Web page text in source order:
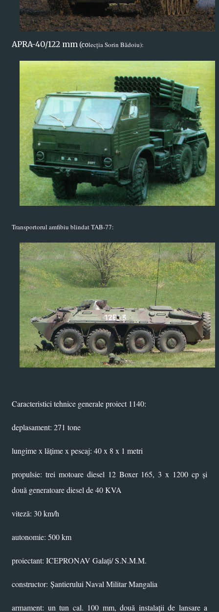
APRA-40/122 mm (colecția Sorin Bădoiu):
Transportorul amfibiu blindat TAB-77:
Caracteristici tehnice generale proiect 1140:
deplasament: 271 tone
lungime x lățime x pescaj: 40 x 8 x 1 metri
propulsie: trei motoare diesel 12 Boxer 165, 3 x 1200 cp și
două generatoare diesel de 40 KVA
viteză: 30 km/h
autonomie: 500 km
proiectant: ICEPRONAV Galați/ S.N.M.M.
constructor: Șantierului Naval Militar Mangalia
armament: un tun cal. 100 mm, două instalații de lansare a